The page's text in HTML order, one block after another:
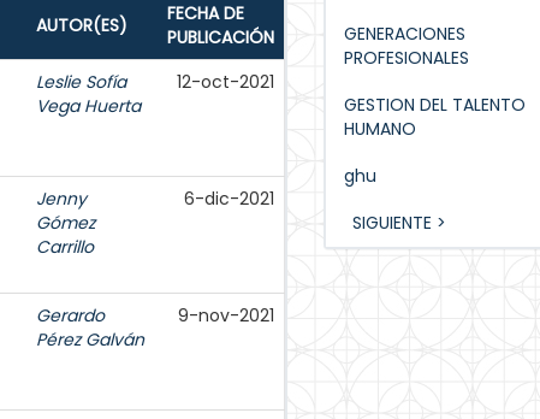
AUTOR(ES)
FECHA DE
PUBLICACIÓN
Leslie Sofía
Vega Huerta
12-oct-2021
Jenny
Gómez
Carrillo
6-dic-2021
Gerardo
Pérez Galván
9-nov-2021
GENERACIONES
PROFESIONALES
GESTION DEL TALENTO
HUMANO
ghu
SIGUIENTE >